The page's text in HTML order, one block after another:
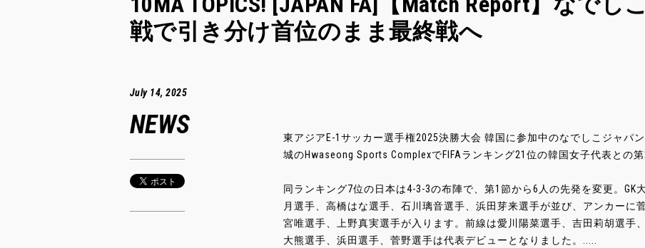
戦で引き分け首位のまま最終戦へ
July 14, 2025
NEWS
東アジアE-1サッカー選手権2025決勝大会 韓国に参加中のなでしこジャパ
城のHwaseong Sports ComplexでFIFAランキング21位の韓国女子代表との第
同ランキング7位の日本は4-3-3の布陣で、第1節から6人の先発を変更。GK
月選手、高橋はな選手、石川璃音選手、浜田芽来選手が並び、アンカーに
宮唯選手、上野真実選手が入ります。前線は愛川陽菜選手、吉田莉胡選手
大熊選手、浜田選手、菅野選手は代表デビューとなりました。.....